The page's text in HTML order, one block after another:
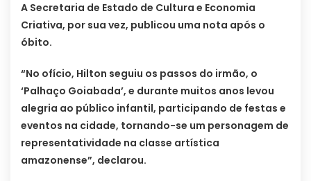
A Secretaria de Estado de Cultura e Economia
Criativa, por sua vez, publicou uma nota após o
óbito.
“No ofício, Hilton seguiu os passos do irmão, o
‘Palhaço Goiabada’, e durante muitos anos levou
alegria ao público infantil, participando de festas e
eventos na cidade, tornando-se um personagem de
representatividade na classe artística
amazonense”, declarou.